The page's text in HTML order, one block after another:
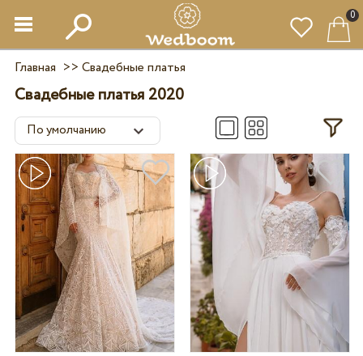
0
Главная >> Свадебные платья
Свадебные платья 2020